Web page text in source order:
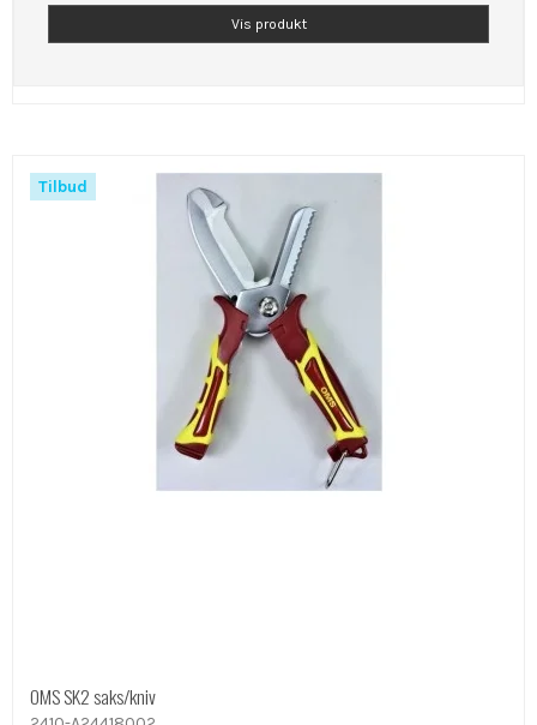
Vis produkt
Tilbud
OMS SK2 saks/kniv